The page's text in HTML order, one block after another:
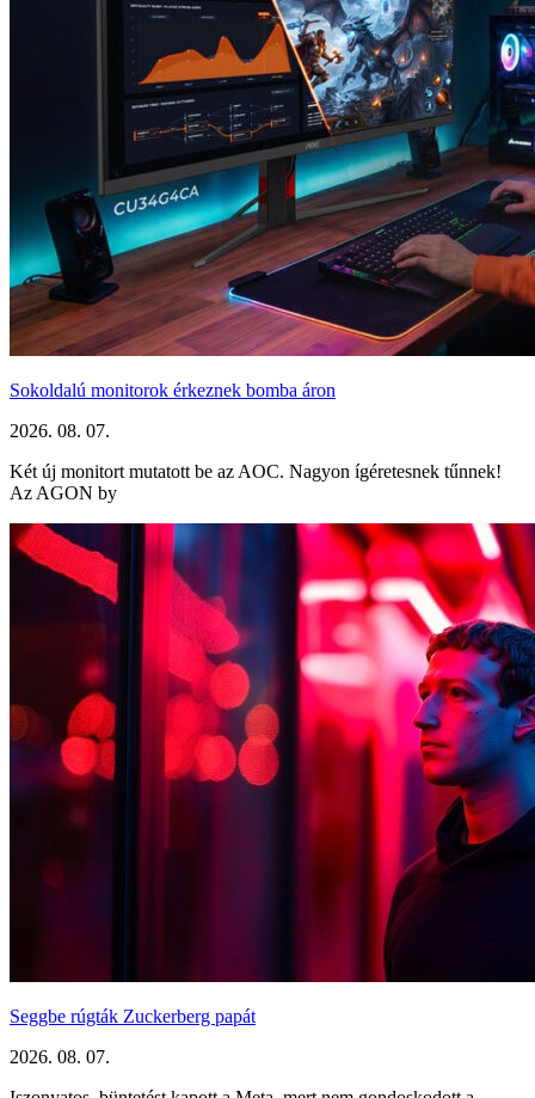
Sokoldalú monitorok érkeznek bomba áron
2026. 08. 07.
Két új monitort mutatott be az AOC. Nagyon ígéretesnek tűnnek!
Az AGON by
Seggbe rúgták Zuckerberg papát
2026. 08. 07.